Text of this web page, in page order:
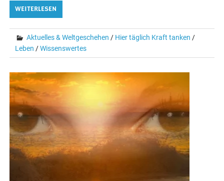
WEITERLESEN
Aktuelles & Weltgeschehen / Hier täglich Kraft tanken /
Leben /Wissenswertes